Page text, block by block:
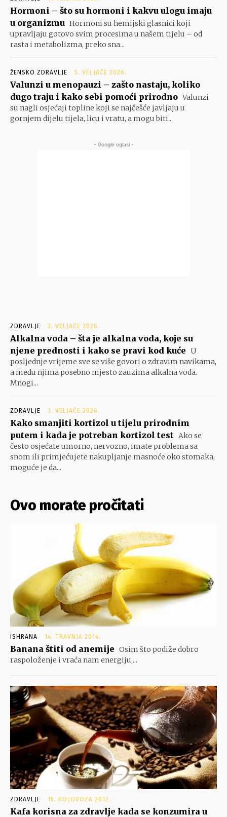
Hormoni – što su hormoni i kakvu ulogu imaju
u organizmu Hormoni su hemijski glasnici koji
upravljaju gotovo svim procesima u našem tijelu – od
rasta i metabolizma, preko sna...
ŽENSKO ZDRAVLJE 5. VELJAČE 2026.
Valunzi u menopauzi – zašto nastaju, koliko
dugo traju i kako sebi pomoći prirodno Valunzi
su nagli osjećaji topline koji se najčešće javljaju u
gornjem dijelu tijela, licu i vratu, a mogu biti...
- Google oglasi -
ZDRAVLJE 3. VELJAČE 2026.
Alkalna voda – šta je alkalna voda, koje su
njene prednosti i kako se pravi kod kuće U
posljednje vrijeme sve se više govori o zdravim navikama,
a među njima posebno mjesto zauzima alkalna voda.
Mnogi...
ZDRAVLJE 3. VELJAČE 2026.
Kako smanjiti kortizol u tijelu prirodnim
putem i kada je potreban kortizol test Ako se
često osjećate umorno, nervozno, imate problema sa
snom ili primjećujete nakupljanje masnoće oko stomaka,
moguće je da...
Ovo morate pročitati
ISHRANA 14. TRAVNJA 2014.
Banana štiti od anemije Osim što podiže dobro
raspoloženje i vraća nam energiju,...
ZDRAVLJE 15. KOLOVOZA 2012.
Kafa korisna za zdravlje kada se konzumira u